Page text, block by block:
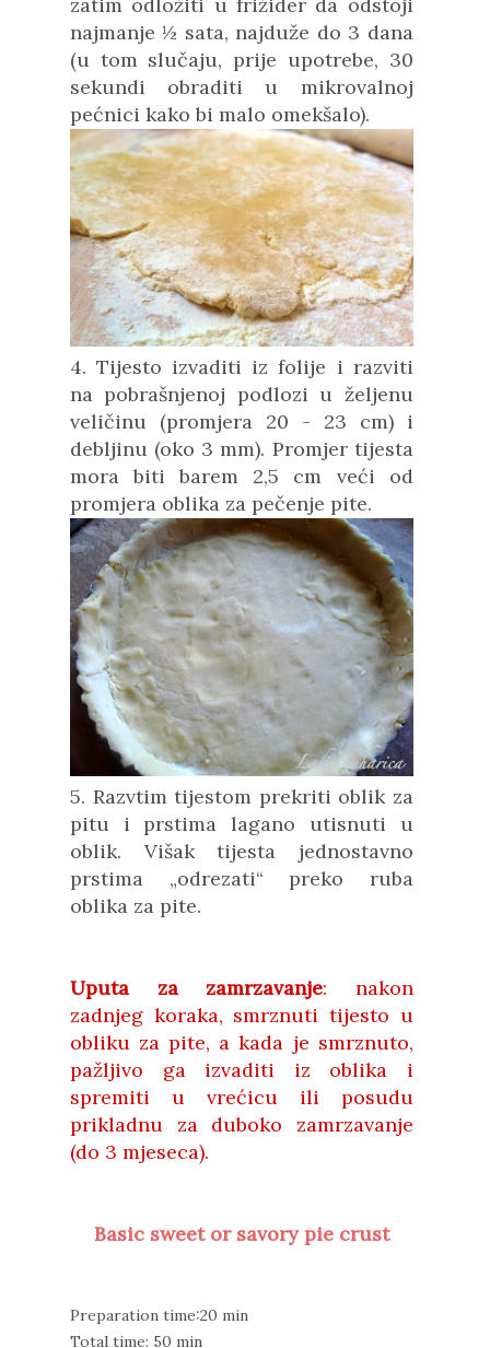
zatim odložiti u frižider da odstoji
najmanje ½ sata, najduže do 3 dana
(u tom slučaju, prije upotrebe, 30
sekundi obraditi u mikrovalnoj
pećnici kako bi malo omekšalo).
4. Tijesto izvaditi iz folije i razviti
na pobrašnjenoj podlozi u željenu
veličinu (promjera 20 - 23 cm) i
debljinu (oko 3 mm). Promjer tijesta
mora biti barem 2,5 cm veći od
promjera oblika za pečenje pite.
5. Razvtim tijestom prekriti oblik za
pitu i prstima lagano utisnuti u
oblik. Višak tijesta jednostavno
prstima „odrezati“ preko ruba
oblika za pite.
Uputa za zamrzavanje: nakon
zadnjeg koraka, smrznuti tijesto u
obliku za pite, a kada je smrznuto,
pažljivo ga izvaditi iz oblika i
spremiti u vrećicu ili posudu
prikladnu za duboko zamrzavanje
(do 3 mjeseca).
Basic sweet or savory pie crust
Preparation time:20 min
Total time: 50 min